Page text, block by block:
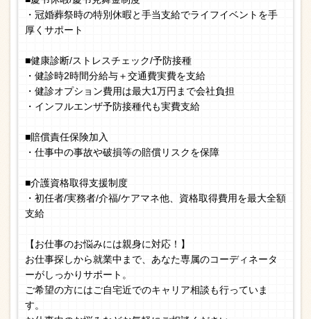
・冠婚葬祭時の特別休暇と手当支給でライフイベントを手
厚くサポート
■健康診断/ストレスチェック/予防接種
・健診時2時間分給与＋交通費実費を支給
・健診オプション費用は最大1万円まで会社負担
・インフルエンザ予防接種代も実費支給
■賠償責任保険加入
・仕事中の事故や破損等の賠償リスクを保障
■介護資格取得支援制度
・初任者/実務者/介福/ケアマネ他、資格取得費用を最大全額
支給
【お仕事のお悩みには親身に対応！】
お仕事探しから就業中まで、あなた専属のコーディネータ
ーがしっかりサポート。
ご希望の方にはご自宅近でのキャリア相談も行っていま
す。